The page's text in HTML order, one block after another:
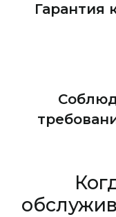
Гарантия